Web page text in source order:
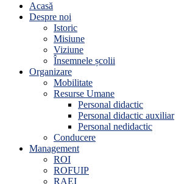
Acasă
Despre noi
Istoric
Misiune
Viziune
Însemnele școlii
Organizare
Mobilitate
Resurse Umane
Personal didactic
Personal didactic auxiliar
Personal nedidactic
Conducere
Management
ROI
ROFUIP
RAEI